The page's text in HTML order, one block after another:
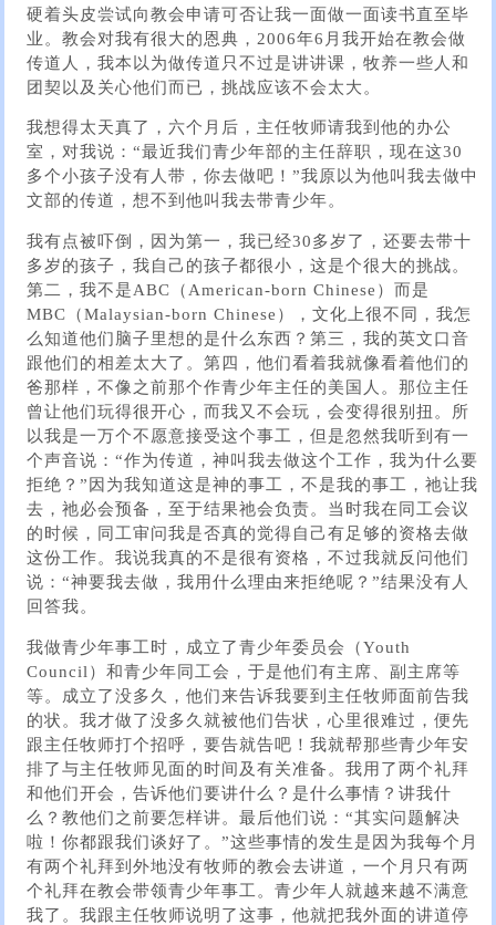
硬着头皮尝试向教会申请可否让我一面做一面读书直至毕
业。教会对我有很大的恩典，2006年6月我开始在教会做
传道人，我本以为做传道只不过是讲讲课，牧养一些人和
团契以及关心他们而已，挑战应该不会太大。
我想得太天真了，六个月后，主任牧师请我到他的办公
室，对我说：“最近我们青少年部的主任辞职，现在这30
多个小孩子没有人带，你去做吧！”我原以为他叫我去做中
文部的传道，想不到他叫我去带青少年。
我有点被吓倒，因为第一，我已经30多岁了，还要去带十
多岁的孩子，我自己的孩子都很小，这是个很大的挑战。
第二，我不是ABC（American-born Chinese）而是
MBC（Malaysian-born Chinese），文化上很不同，我怎
么知道他们脑子里想的是什么东西？第三，我的英文口音
跟他们的相差太大了。第四，他们看着我就像看着他们的
爸那样，不像之前那个作青少年主任的美国人。那位主任
曾让他们玩得很开心，而我又不会玩，会变得很别扭。所
以我是一万个不愿意接受这个事工，但是忽然我听到有一
个声音说：“作为传道，神叫我去做这个工作，我为什么要
拒绝？”因为我知道这是神的事工，不是我的事工，祂让我
去，祂必会预备，至于结果祂会负责。当时我在同工会议
的时候，同工审问我是否真的觉得自己有足够的资格去做
这份工作。我说我真的不是很有资格，不过我就反问他们
说：“神要我去做，我用什么理由来拒绝呢？”结果没有人
回答我。
我做青少年事工时，成立了青少年委员会（Youth
Council）和青少年同工会，于是他们有主席、副主席等
等。成立了没多久，他们来告诉我要到主任牧师面前告我
的状。我才做了没多久就被他们告状，心里很难过，便先
跟主任牧师打个招呼，要告就告吧！我就帮那些青少年安
排了与主任牧师见面的时间及有关准备。我用了两个礼拜
和他们开会，告诉他们要讲什么？是什么事情？讲我什
么？教他们之前要怎样讲。最后他们说：“其实问题解决
啦！你都跟我们谈好了。”这些事情的发生是因为我每个月
有两个礼拜到外地没有牧师的教会去讲道，一个月只有两
个礼拜在教会带领青少年事工。青少年人就越来越不满意
我了。我跟主任牧师说明了这事，他就把我外面的讲道停